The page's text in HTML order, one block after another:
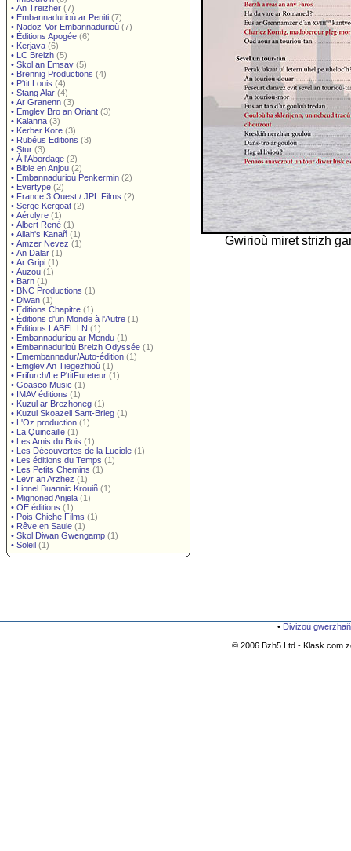
• An Treizher (7)
• Embannadurioù ar Peniti (7)
• Nadoz-Vor Embannadurioù (7)
• Éditions Apogée (6)
• Kerjava (6)
• LC Breizh (5)
• Skol an Emsav (5)
• Brennig Productions (4)
• P'tit Louis (4)
• Stang Alar (4)
• Ar Granenn (3)
• Emglev Bro an Oriant (3)
• Kalanna (3)
• Kerber Kore (3)
• Rubéüs Editions (3)
• Stur (3)
• À l'Abordage (2)
• Bible en Anjou (2)
• Embannadurioù Penkermin (2)
• Evertype (2)
• France 3 Ouest / JPL Films (2)
• Serge Kergoat (2)
• Aérolyre (1)
• Albert René (1)
• Allah's Kanañ (1)
• Amzer Nevez (1)
• An Dalar (1)
• Ar Gripi (1)
• Auzou (1)
• Barn (1)
• BNC Productions (1)
• Diwan (1)
• Éditions Chapitre (1)
• Éditions d'un Monde à l'Autre (1)
• Éditions LABEL LN (1)
• Embannadurioù ar Mendu (1)
• Embannadurioù Breizh Odyssée (1)
• Emembannadur/Auto-édition (1)
• Emglev An Tiegezhioù (1)
• Frifurch/Le P'titFureteur (1)
• Goasco Music (1)
• IMAV éditions (1)
• Kuzul ar Brezhoneg (1)
• Kuzul Skoazell Sant-Brieg (1)
• L'Oz production (1)
• La Quincaille (1)
• Les Amis du Bois (1)
• Les Découvertes de la Luciole (1)
• Les éditions du Temps (1)
• Les Petits Chemins (1)
• Levr an Arzhez (1)
• Lionel Buannic Krouiñ (1)
• Mignoned Anjela (1)
• OE éditions (1)
• Pois Chiche Films (1)
• Rêve en Saule (1)
• Skol Diwan Gwengamp (1)
• Soleil (1)
Gwirioù miret strizh
• Divizoù
© 2006 Bzh5 Ltd - Klask.com